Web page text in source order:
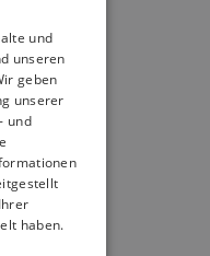
und
unseren
geben
unserer
und
haben.